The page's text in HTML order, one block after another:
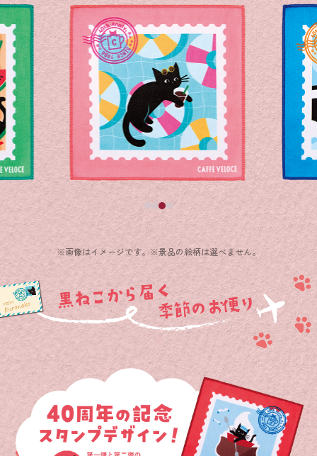
※画像はイメージです。※景品の絵柄は選べません。